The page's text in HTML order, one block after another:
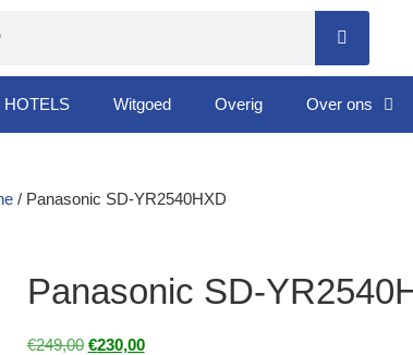
HOTELS Witgoed Overig Over ons
/ Panasonic SD-YR2540HXD
Panasonic SD-
€249,00 €230,00